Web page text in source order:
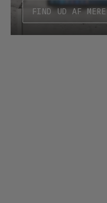
FIND UD AF MERE